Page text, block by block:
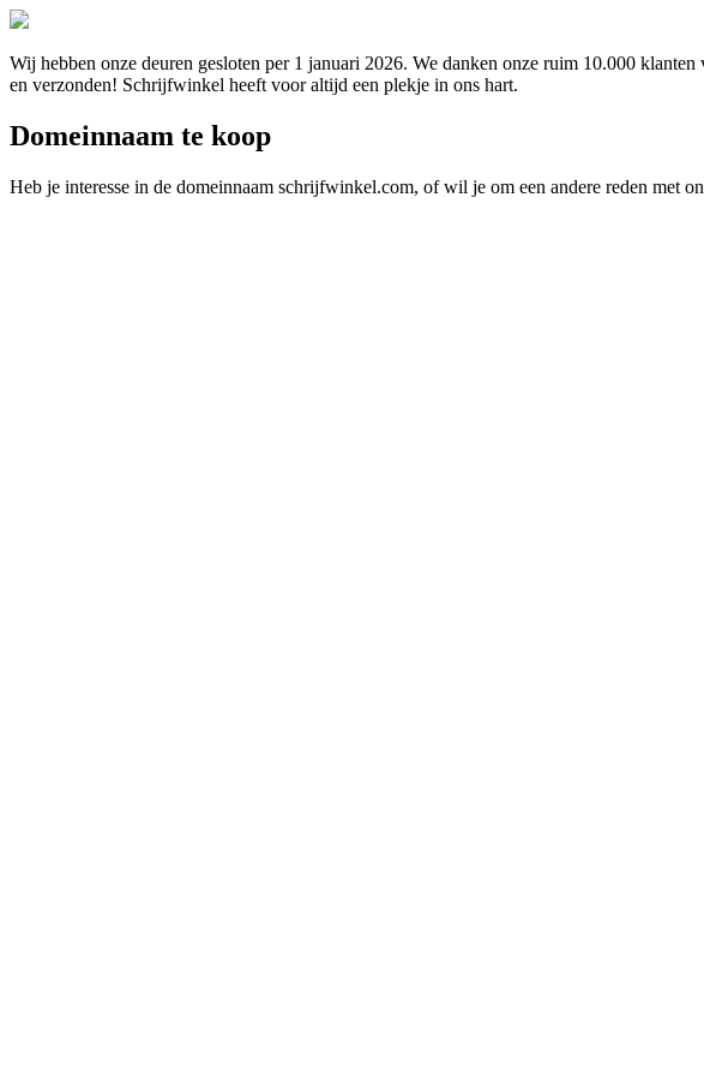
Wij hebben onze deuren gesloten per 1 januari 2026. We danken onze ruim 10.000
en verzonden! Schrijfwinkel heeft voor altijd een plekje in ons hart.
Domeinnaam te koop
Heb je interesse in de domeinnaam schrijfwinkel.com, of wil je om een andere reden met